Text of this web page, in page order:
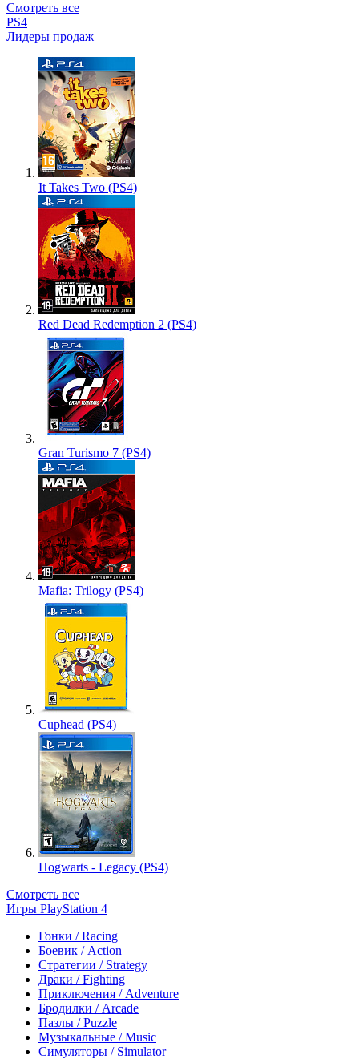
Смотреть все
PS4
Лидеры продаж
It Takes Two (PS4)
Red Dead Redemption 2 (PS4)
Gran Turismo 7 (PS4)
Mafia: Trilogy (PS4)
Cuphead (PS4)
Hogwarts - Legacy (PS4)
Смотреть все
Игры PlayStation 4
Гонки / Racing
Боевик / Action
Стратегии / Strategy
Драки / Fighting
Приключения / Adventure
Бродилки / Arcade
Пазлы / Puzzle
Музыкальные / Music
Симуляторы / Simulator